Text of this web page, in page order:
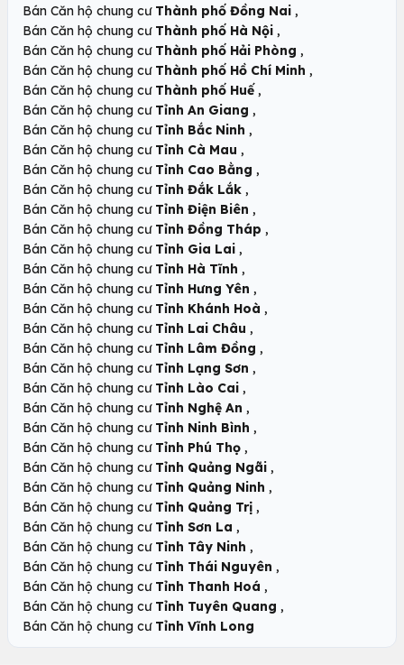
Bán Căn hộ chung cư Thành phố Đồng Nai ,
Bán Căn hộ chung cư Thành phố Hà Nội ,
Bán Căn hộ chung cư Thành phố Hải Phòng ,
Bán Căn hộ chung cư Thành phố Hồ Chí Minh ,
Bán Căn hộ chung cư Thành phố Huế ,
Bán Căn hộ chung cư Tỉnh An Giang ,
Bán Căn hộ chung cư Tỉnh Bắc Ninh ,
Bán Căn hộ chung cư Tỉnh Cà Mau ,
Bán Căn hộ chung cư Tỉnh Cao Bằng ,
Bán Căn hộ chung cư Tỉnh Đắk Lắk ,
Bán Căn hộ chung cư Tỉnh Điện Biên ,
Bán Căn hộ chung cư Tỉnh Đồng Tháp ,
Bán Căn hộ chung cư Tỉnh Gia Lai ,
Bán Căn hộ chung cư Tỉnh Hà Tĩnh ,
Bán Căn hộ chung cư Tỉnh Hưng Yên ,
Bán Căn hộ chung cư Tỉnh Khánh Hoà ,
Bán Căn hộ chung cư Tỉnh Lai Châu ,
Bán Căn hộ chung cư Tỉnh Lâm Đồng ,
Bán Căn hộ chung cư Tỉnh Lạng Sơn ,
Bán Căn hộ chung cư Tỉnh Lào Cai ,
Bán Căn hộ chung cư Tỉnh Nghệ An ,
Bán Căn hộ chung cư Tỉnh Ninh Bình ,
Bán Căn hộ chung cư Tỉnh Phú Thọ ,
Bán Căn hộ chung cư Tỉnh Quảng Ngãi ,
Bán Căn hộ chung cư Tỉnh Quảng Ninh ,
Bán Căn hộ chung cư Tỉnh Quảng Trị ,
Bán Căn hộ chung cư Tỉnh Sơn La ,
Bán Căn hộ chung cư Tỉnh Tây Ninh ,
Bán Căn hộ chung cư Tỉnh Thái Nguyên ,
Bán Căn hộ chung cư Tỉnh Thanh Hoá ,
Bán Căn hộ chung cư Tỉnh Tuyên Quang ,
Bán Căn hộ chung cư Tỉnh Vĩnh Long